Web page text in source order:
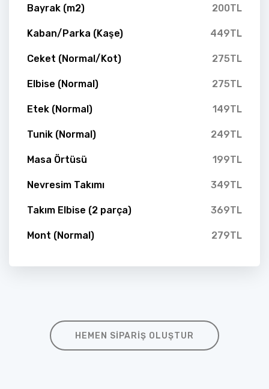
Bayrak (m2) 200TL
Kaban/Parka (Kaşe) 449TL
Ceket (Normal/Kot) 275TL
Elbise (Normal) 275TL
Etek (Normal) 149TL
Tunik (Normal) 249TL
Masa Örtüsü 199TL
Nevresim Takımı 349TL
Takım Elbise (2 parça) 369TL
Mont (Normal) 279TL
HEMEN SIPARIŞ OLUŞTUR